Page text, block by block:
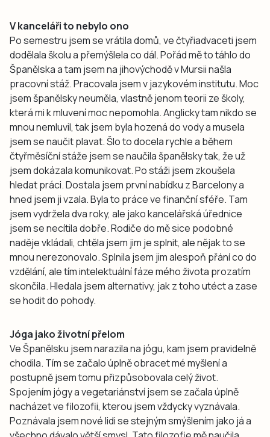
V kanceláři to nebylo ono
Po semestru jsem se vrátila domů, ve čtyřiadvaceti jsem
dodělala školu a přemýšlela co dál. Pořád mě to táhlo do
Španělska a tam jsem na jihovýchodě v Mursii našla
pracovní stáž. Pracovala jsem v jazykovém institutu. Moc
jsem španělsky neuměla, vlastně jenom teorii ze školy,
která mi k mluvení moc nepomohla. Anglicky tam nikdo se
mnou nemluvil, tak jsem byla hozená do vody a musela
jsem se naučit plavat. Šlo to docela rychle a během
čtyřměsíční stáže jsem se naučila španělsky tak, že už
jsem dokázala komunikovat. Po stáži jsem zkoušela
hledat práci. Dostala jsem první nabídku z Barcelony a
hned jsem ji vzala. Byla to práce ve finanční sféře. Tam
jsem vydržela dva roky, ale jako kancelářská úřednice
jsem se necítila dobře. Rodiče do mě sice podobné
naděje vkládali, chtěla jsem jim je splnit, ale nějak to se
mnou nerezonovalo. Splnila jsem jim alespoň přání co do
vzdělání, ale tím intelektuální fáze mého života prozatím
skončila. Hledala jsem alternativy, jak z toho utéct a zase
se hodit do pohody.
Jóga jako životní přelom
Ve Španělsku jsem narazila na jógu, kam jsem pravidelně
chodila. Tím se začalo úplně obracet mé myšlení a
postupně jsem tomu přizpůsobovala celý život.
Spojením jógy a vegetariánství jsem se začala úplně
nacházet ve filozofii, kterou jsem vždycky vyznávala.
Poznávala jsem nové lidi se stejným smýšlením jako já a